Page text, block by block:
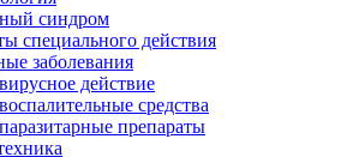
синдром
специального действия
заболевания
действие
средства
препараты